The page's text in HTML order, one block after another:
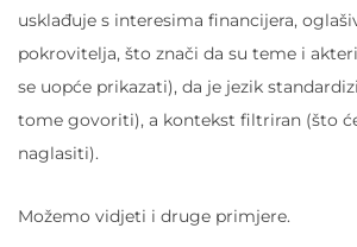
usklađuje s interesima financijera,
pokrovitelja, što znači da su teme i
se uopće prikazati), da je jezik
tome govoriti), a kontekst filtriran (što
naglasiti).
Možemo vidjeti i druge primjere.